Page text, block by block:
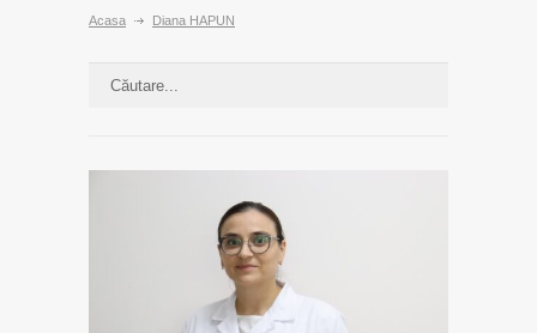
Acasa Diana HAPUN